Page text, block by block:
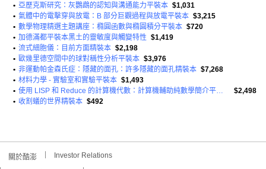
• 亞歷克斯研究：灰鸚鵡的認知與溝通能力平裝本 $1,031
• 氣體中的電擊穿與放電：B 部分巨觀過程與放電平裝本 $3,215
• 數學物理精選主題講座：橢圓函數與橢圓積分平裝本 $720
• 加德滿都平裝本黑土的靈敏度與觸變特性 $1,419
• 流式細胞儀：目前方面精裝本 $2,198
• 歐幾里德空間中的球對稱性分析平裝本 $3,976
• 非運動帕金森氏症：隱藏的面孔：許多隱藏的面孔精裝本 $7,268
• 材料力學 - 實驗室和實驗平裝本 $1,493
•
使用 LISP 和 Reduce 的計算機代數：計算機輔助純數學簡介平裝本
$2,498
• 收割蟻的世界精裝本 $492
關於酷澎 Investor Relations